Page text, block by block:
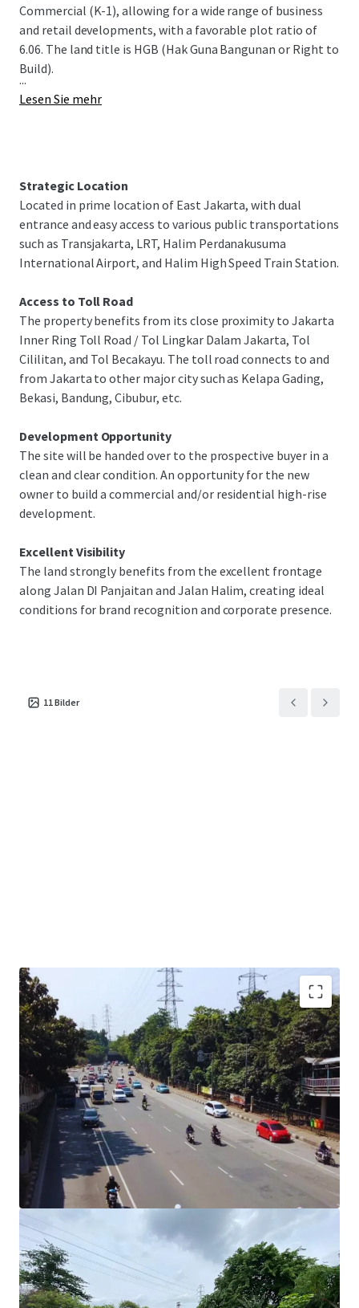
Commercial (K-1), allowing for a wide range of business
and retail developments, with a favorable plot ratio of
6.06. The land title is HGB (Hak Guna Bangunan or Right to
Build).
...
Lesen Sie mehr
Strategic Location
Located in prime location of East Jakarta, with dual
entrance and easy access to various public transportations
such as Transjakarta, LRT, Halim Perdanakusuma
International Airport, and Halim High Speed Train Station.
Access to Toll Road
The property benefits from its close proximity to Jakarta
Inner Ring Toll Road / Tol Lingkar Dalam Jakarta, Tol
Cililitan, and Tol Becakayu. The toll road connects to and
from Jakarta to other major city such as Kelapa Gading,
Bekasi, Bandung, Cibubur, etc.
Development Opportunity
The site will be handed over to the prospective buyer in a
clean and clear condition. An opportunity for the new
owner to build a commercial and/or residential high-rise
development.
Excellent Visibility
The land strongly benefits from the excellent frontage
along Jalan DI Panjaitan and Jalan Halim, creating ideal
conditions for brand recognition and corporate presence.
11Bilder